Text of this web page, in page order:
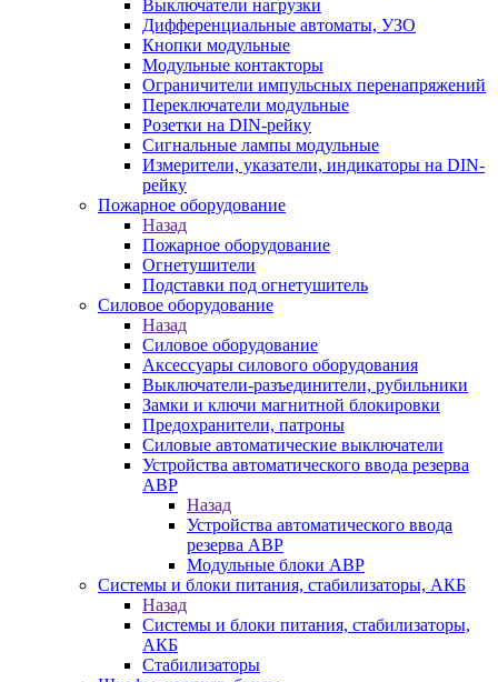
Выключатели нагрузки
Дифференциальные автоматы, УЗО
Кнопки модульные
Модульные контакторы
Ограничители импульсных перенапряжений
Переключатели модульные
Розетки на DIN-рейку
Сигнальные лампы модульные
Измерители, указатели, индикаторы на DIN-
рейку
Пожарное оборудование
Назад
Пожарное оборудование
Огнетушители
Подставки под огнетушитель
Силовое оборудование
Назад
Силовое оборудование
Аксессуары силового оборудования
Выключатели-разъединители, рубильники
Замки и ключи магнитной блокировки
Предохранители, патроны
Силовые автоматические выключатели
Устройства автоматического ввода резерва
АВР
Назад
Устройства автоматического ввода
резерва АВР
Модульные блоки АВР
Системы и блоки питания, стабилизаторы, АКБ
Назад
Системы и блоки питания, стабилизаторы,
АКБ
Стабилизаторы